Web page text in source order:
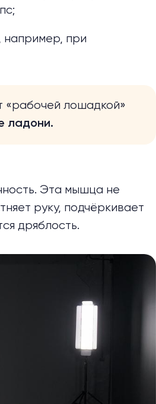
;
например, при
«рабочей лошадкой»
ладони.
Эта мышца не
руку, подчёркивает
дряблость.